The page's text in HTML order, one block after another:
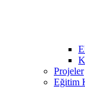
Projeler
Eğitim